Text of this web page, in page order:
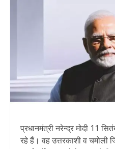
प्रधानमंत्री नरेन्द्र मोदी 11
रहे हैं। वह उत्तरकाशी व चमोली